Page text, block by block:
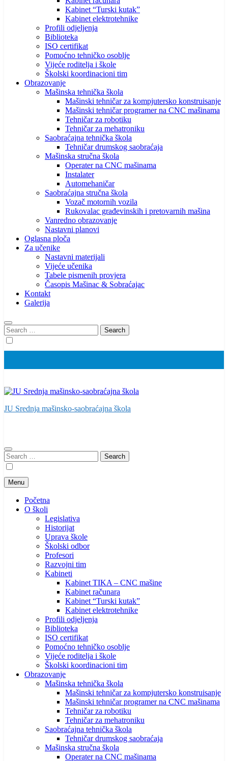
Kabinet “Turski kutak”
Kabinet elektrotehnike
Profili odjeljenja
Biblioteka
ISO certifikat
Pomoćno tehničko osoblje
Vijeće roditelja i škole
Školski koordinacioni tim
Obrazovanje
Mašinska tehnička škola
Mašinski tehničar za kompjutersko konstruisanje
Mašinski tehničar programer na CNC mašinama
Tehničar za robotiku
Tehničar za mehatroniku
Saobraćajna tehnička škola
Tehničar drumskog saobraćaja
Mašinska stručna škola
Operater na CNC mašinama
Instalater
Automehaničar
Saobraćajna stručna škola
Vozač motornih vozila
Rukovalac građevinskih i pretovarnih mašina
Vanredno obrazovanje
Nastavni planovi
Oglasna ploča
Za učenike
Nastavni materijali
Vijeće učenika
Tabele pismenih provjera
Časopis Mašinac & Sobraćajac
Kontakt
Galerija
Search
for:
JU Srednja mašinsko-saobraćajna škola
Search
for:
Menu
Početna
O školi
Legislativa
Historijat
Uprava škole
Školski odbor
Profesori
Razvojni tim
Kabineti
Kabinet TIKA – CNC mašine
Kabinet računara
Kabinet “Turski kutak”
Kabinet elektrotehnike
Profili odjeljenja
Biblioteka
ISO certifikat
Pomoćno tehničko osoblje
Vijeće roditelja i škole
Školski koordinacioni tim
Obrazovanje
Mašinska tehnička škola
Mašinski tehničar za kompjutersko konstruisanje
Mašinski tehničar programer na CNC mašinama
Tehničar za robotiku
Tehničar za mehatroniku
Saobraćajna tehnička škola
Tehničar drumskog saobraćaja
Mašinska stručna škola
Operater na CNC mašinama